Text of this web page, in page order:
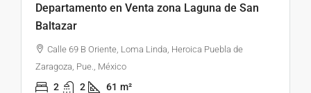
Departamento en Venta zona Laguna de San
Baltazar
Calle 69 B Oriente, Loma Linda, Heroica Puebla de
Zaragoza, Pue., México
2 2 61 m²